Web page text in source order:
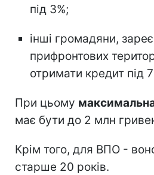
під 3%;
інші громадяни,
прифронтових
отримати кредит під
При цьому
має бути до 2 млн
Крім того, для ВПО -
старше 20 років.